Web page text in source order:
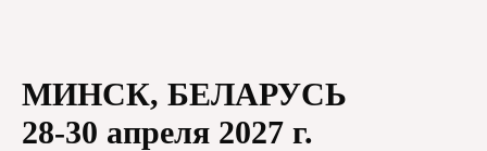
МИНСК, БЕЛАРУСЬ
28-30 апреля 2027 г.